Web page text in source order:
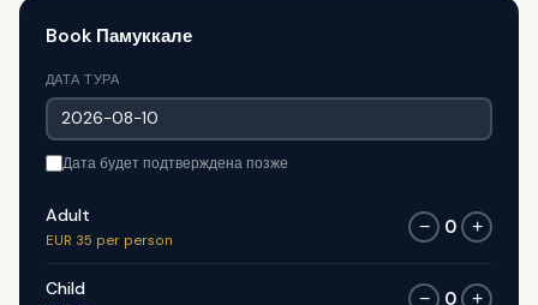
Book Памуккале
ДАТА ТУРА
Дата будет подтверждена позже
Adult
EUR 35 per person
− 0 +
Child
− 0 +